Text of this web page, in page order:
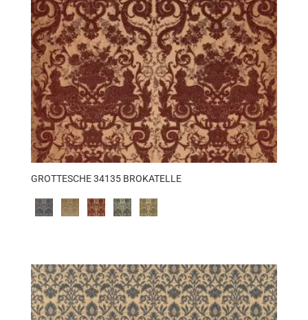
GROTTESCHE 34135 BROKATELLE